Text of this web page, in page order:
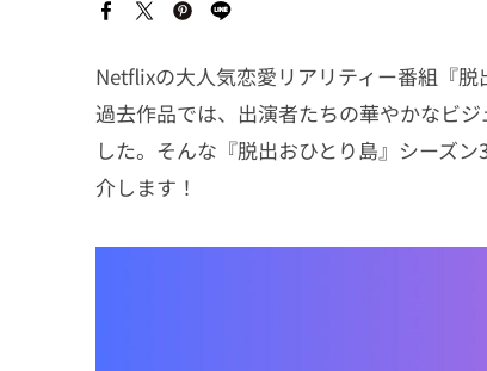
Netflixの大人気恋愛リアリティー番組『
過去作品では、出演者たちの華やかなビ
した。そんな『脱出おひとり島』シーズ
介します！